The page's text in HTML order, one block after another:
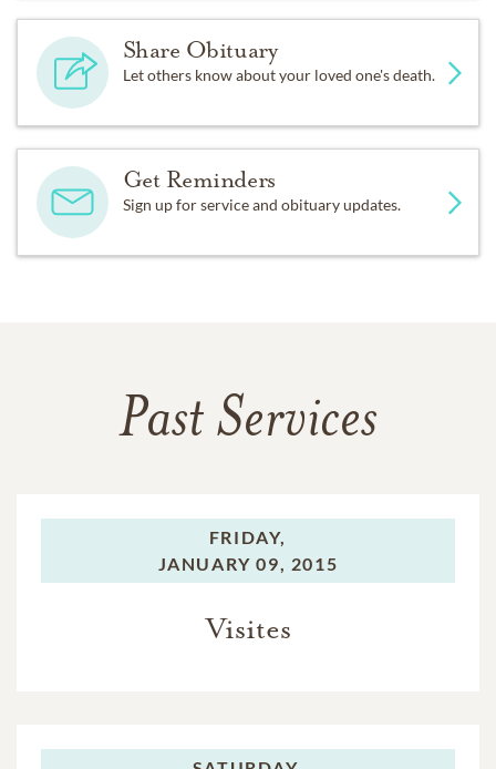
Share Obituary
Let others know about your loved one's death.
Get Reminders
Sign up for service and obituary updates.
Past Services
FRIDAY,
JANUARY 09, 2015
Visites